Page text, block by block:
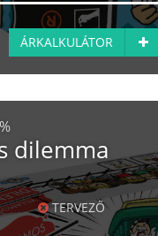
ÁRKALKULÁTOR
dilemma
TERVEZŐ